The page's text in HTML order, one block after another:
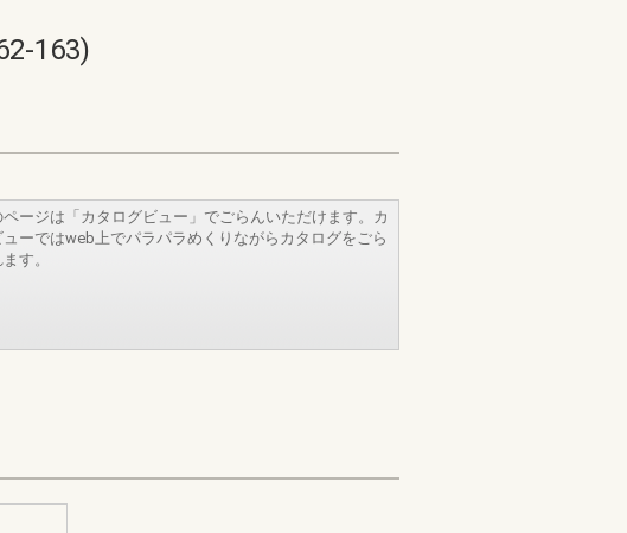
163)
ページは「カタログビュー」でごらんいただけます。カ
ューではweb上でパラパラめくりながらカタログをごら
す。